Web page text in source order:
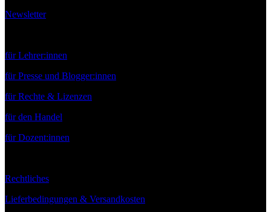
Newsletter
für Lehrer:innen
für Presse und Blogger:innen
für Rechte & Lizenzen
für den Handel
für Dozent:innen
Rechtliches
Lieferbedingungen & Versandkosten